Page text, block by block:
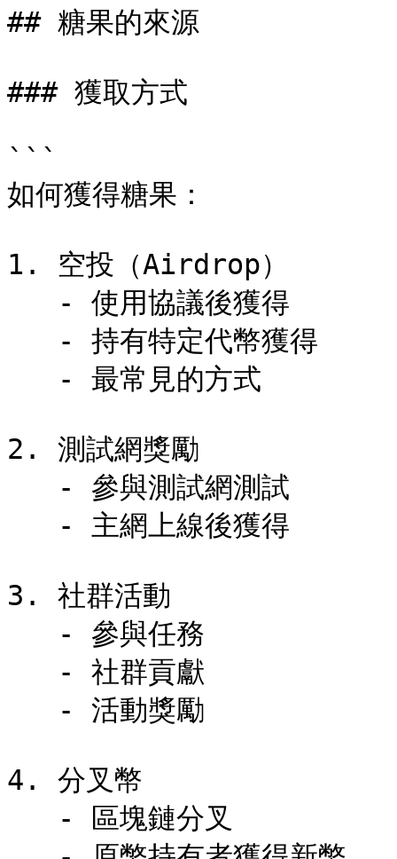
## 糖果的來源
### 獲取方式
```
如何獲得糖果：
1. 空投（Airdrop）
2. 測試網獎勵
3. 社群活動
4. 分叉幣